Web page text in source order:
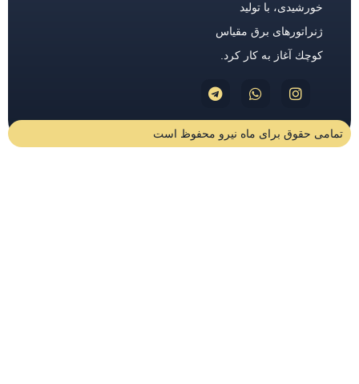
با تولید
برق مقیاس
آغاز به كار كرد.
حقوق برای ماه نیرو محفوظ است